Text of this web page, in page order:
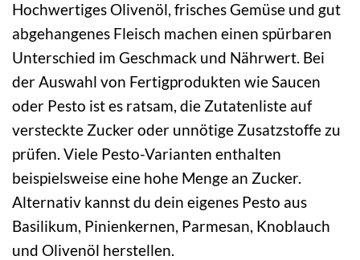
Hochwertiges Olivenöl, frisches Gemüse und gut
abgehangenes Fleisch machen einen spürbaren
Unterschied im Geschmack und Nährwert. Bei
der Auswahl von Fertigprodukten wie Saucen
oder Pesto ist es ratsam, die Zutatenliste auf
versteckte Zucker oder unnötige Zusatzstoffe zu
prüfen. Viele Pesto-Varianten enthalten
beispielsweise eine hohe Menge an Zucker.
Alternativ kannst du dein eigenes Pesto aus
Basilikum, Pinienkernen, Parmesan, Knoblauch
und Olivenöl herstellen.